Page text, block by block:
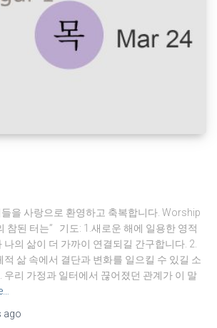
을 사랑으로 환영하고 축복합니다. Worship
참된 터는” 기도: 1.새로운 해에 일용한 영적
나의 삶이 더 가까이 연결되길 간구합니다. 2.
적 삶 속에서 결단과 변화를 일으킬 수 있길 소
우리 가정과 일터에서 끊어졌던 관계가 이 말
ago